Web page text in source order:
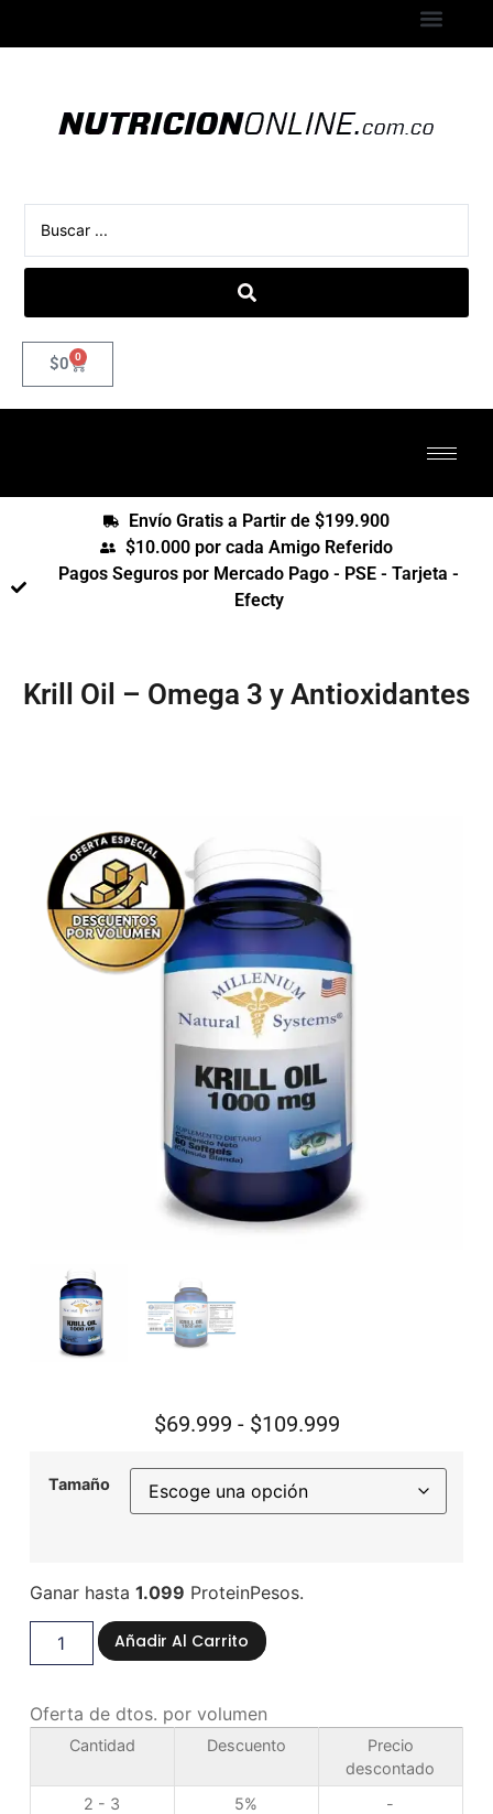
$0 0
Envío Gratis a Partir de $199.900
$10.000 por cada Amigo Referido
Pagos Seguros por Mercado Pago - PSE - Tarjeta -
Efecty
Krill Oil – Omega 3 y Antioxidantes
$69.999 - $109.999
Tamaño
Ganar hasta 1.099 ProteinPesos.
Añadir Al Carrito
Oferta de dtos. por volumen
Cantidad Descuento
Precio
descontado
2 - 3
5%
-